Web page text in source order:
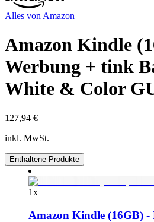
Alles von Amazon
Amazon Kindle
Werbung + tink
White & Color
127,94 €
inkl. MwSt.
Enthaltene Produkte
1x
Amazon Kindle (16GB)